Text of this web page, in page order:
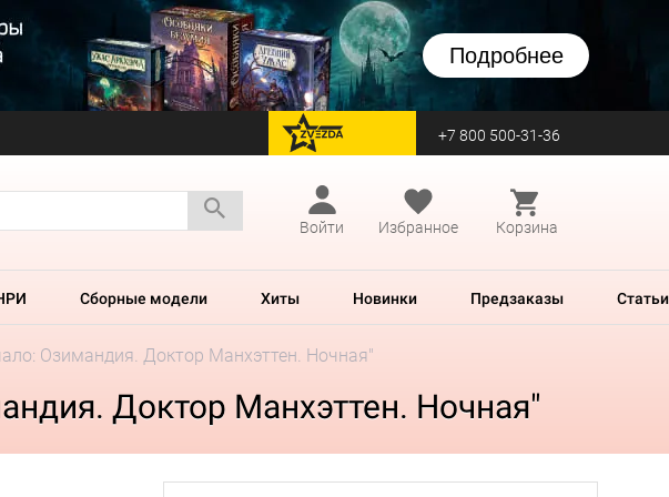
Подробнее
перейти на Zvezda +7 800 500-31-36
Войти
Избранное Корзина
Сборные модели Хиты Новинки Предзаказы Статьи
Озимандия. Доктор Манхэттен. Ночная"
Доктор Манхэттен. Ночная"